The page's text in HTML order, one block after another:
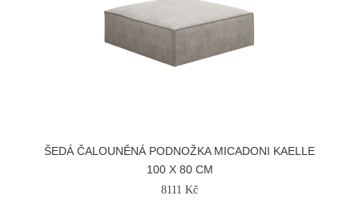
ŠEDÁ ČALOUNĚNÁ PODNOŽKA MICADONI KAELLE
100 X 80 CM
8111 Kč